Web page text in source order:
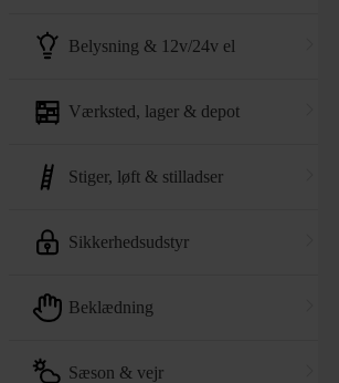
belysning & 12v/24v el
værksted, lager & depot
stiger, løft & stilladser
sikkerhedsudstyr
beklædning
sæson & vejr